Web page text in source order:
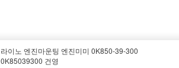
라이노 엔진마운팅 엔진미미 0K850-39-300
0K85039300 건영